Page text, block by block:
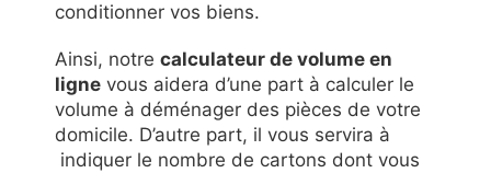
conditionner vos biens.
Ainsi, notre calculateur de volume en
ligne vous aidera d’une part à calculer le
volume à déménager des pièces de votre
domicile. D’autre part, il vous servira à
indiquer le nombre de cartons dont vous